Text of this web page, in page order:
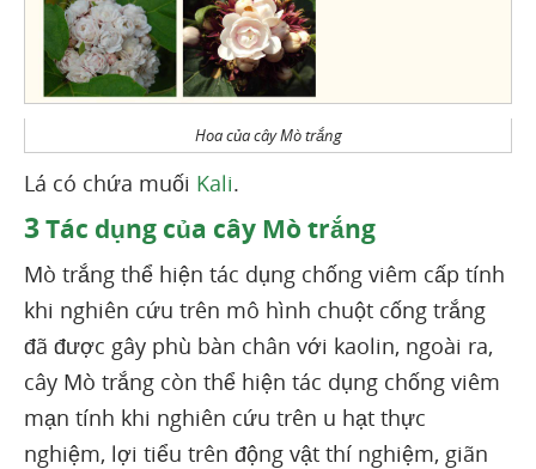
Hoa của cây Mò trắng
Lá có chứa muối Kali.
3Tác dụng của cây Mò trắng
Mò trắng thể hiện tác dụng chống viêm cấp tính
khi nghiên cứu trên mô hình chuột cống trắng
đã được gây phù bàn chân với kaolin, ngoài ra,
cây Mò trắng còn thể hiện tác dụng chống viêm
mạn tính khi nghiên cứu trên u hạt thực
nghiệm, lợi tiểu trên động vật thí nghiệm, giãn